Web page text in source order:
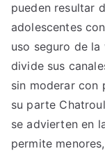
pueden resultar
adolescentes
uso seguro de
divide sus
sin moderar con
su parte
se advierten en
permite